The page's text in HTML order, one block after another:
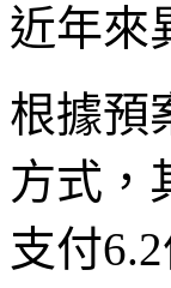
近年來
根據預
方式，
支付